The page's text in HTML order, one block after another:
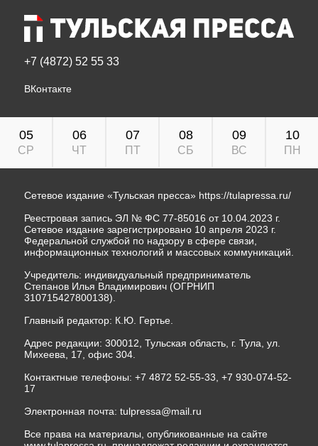
+7 (4872) 52 55 33
ВКонтакте
05
СР
06
ЧТ
07
ПТ
08
СБ
09
ВС
10
ПН
Сетевое издание «Тульская пресса» https://tulapressa.ru/
Реестровая запись ЭЛ № ФС 77-85016 от 10.04.2023 г.
Сетевое издание зарегистрировано 10 апреля 2023 г.
Федеральной службой по надзору в сфере связи,
информационных технологий и массовых коммуникаций.
Учредитель: индивидуальный предприниматель
Степанов Илья Владимирович (ОГРНИП
310715427800138).
Главный редактор: К.Ю. Гертье.
Адрес редакции: 300012, Тульская область, г. Тула, ул.
Михеева, 17, офис 304.
Контактные телефоны: +7 4872 52-55-33, +7 930-074-52-
17
Электронная почта: tulpressa@mail.ru
Все права на материалы, опубликованные на сайте